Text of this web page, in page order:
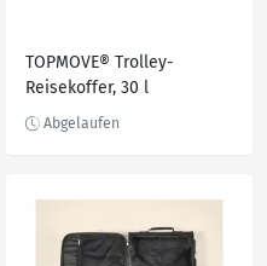
TOPMOVE® Trolley-
Reisekoffer, 30 l